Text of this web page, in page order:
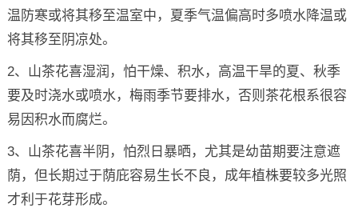
温防寒或将其移至温室中，夏季气温偏高时多喷水降温或
将其移至阴凉处。
2、山茶花喜湿润，怕干燥、积水，高温干旱的夏、秋季
要及时浇水或喷水，梅雨季节要排水，否则茶花根系很容
易因积水而腐烂。
3、山茶花喜半阴，怕烈日暴晒，尤其是幼苗期要注意遮
荫，但长期过于荫庇容易生长不良，成年植株要较多光照
才利于花芽形成。